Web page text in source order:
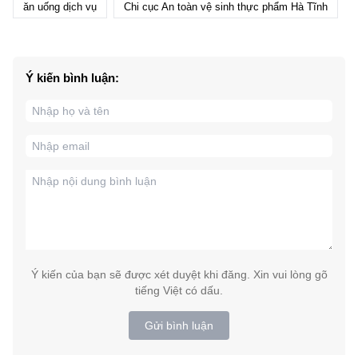
ăn uống dịch vụ Chi cục An toàn vệ sinh thực phẩm Hà Tĩnh
Ý kiến bình luận:
Ý kiến của bạn sẽ được xét duyệt khi đăng. Xin vui lòng gõ
tiếng Việt có dấu.
Gửi bình luận